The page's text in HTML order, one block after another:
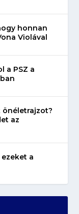
honnan
Violával
a PSZ a
önéletrajzot?
az
a